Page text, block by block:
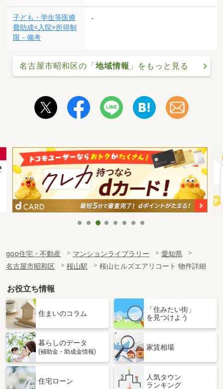
子ども・学生等医療
費助成<入院>所得制
限－備考
-
名古屋市昭和区の「地域情報 」をもっと見る
goo住宅・不動産 マンションライブラリー
愛知県
名古屋市昭和区
桜山駅 桜山ヒルズエアリコート 物件詳細
お役立ち情報
住まいのコラム
「住みたい街」
を見つけよう
暮らしのデータ
(補助金・助成金情報)
家賃相場
住宅ローン
人気タウン
ランキング